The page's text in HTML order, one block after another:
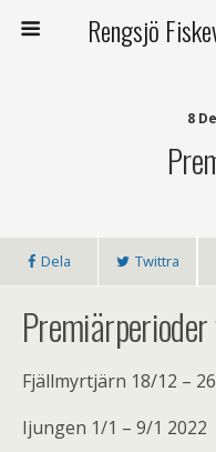
Rengsjö
8
Dela Twittra
Fjällmyrtjärn 18/12 –
Ijungen 1/1 – 9/1 2022